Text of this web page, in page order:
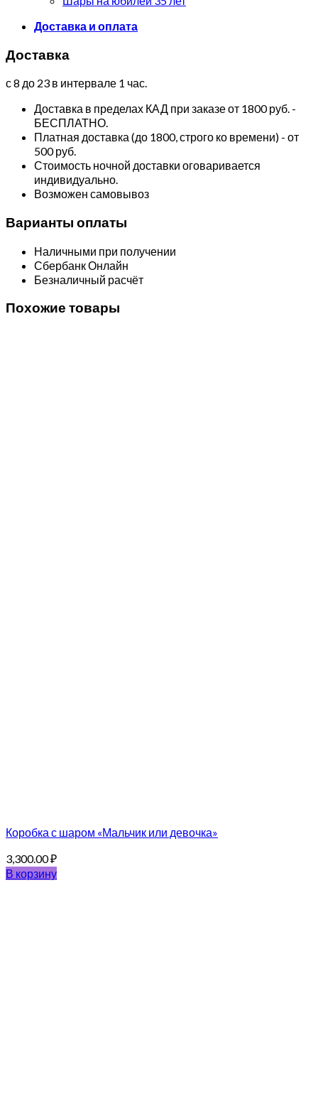
Доставка и оплата
Доставка
с 8 до 23 в интервале 1 час.
Доставка в пределах КАД при заказе от 1800 руб. -
БЕСПЛАТНО.
Платная доставка (до 1800, строго ко времени) - от
500 руб.
Стоимость ночной доставки оговаривается
индивидуально.
Возможен самовывоз
Варианты оплаты
Наличными при получении
Сбербанк Онлайн
Безналичный расчёт
Похожие товары
Коробка с шаром «Мальчик или девочка»
3,300.00₽
В корзину